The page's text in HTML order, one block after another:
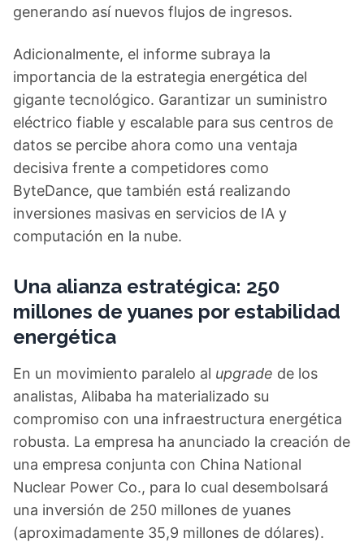
generando así nuevos flujos de ingresos.
Adicionalmente, el informe subraya la
importancia de la estrategia energética del
gigante tecnológico. Garantizar un suministro
eléctrico fiable y escalable para sus centros de
datos se percibe ahora como una ventaja
decisiva frente a competidores como
ByteDance, que también está realizando
inversiones masivas en servicios de IA y
computación en la nube.
Una alianza estratégica: 250
millones de yuanes por estabilidad
energética
En un movimiento paralelo al upgrade de los
analistas, Alibaba ha materializado su
compromiso con una infraestructura energética
robusta. La empresa ha anunciado la creación de
una empresa conjunta con China National
Nuclear Power Co., para lo cual desembolsará
una inversión de 250 millones de yuanes
(aproximadamente 35,9 millones de dólares).